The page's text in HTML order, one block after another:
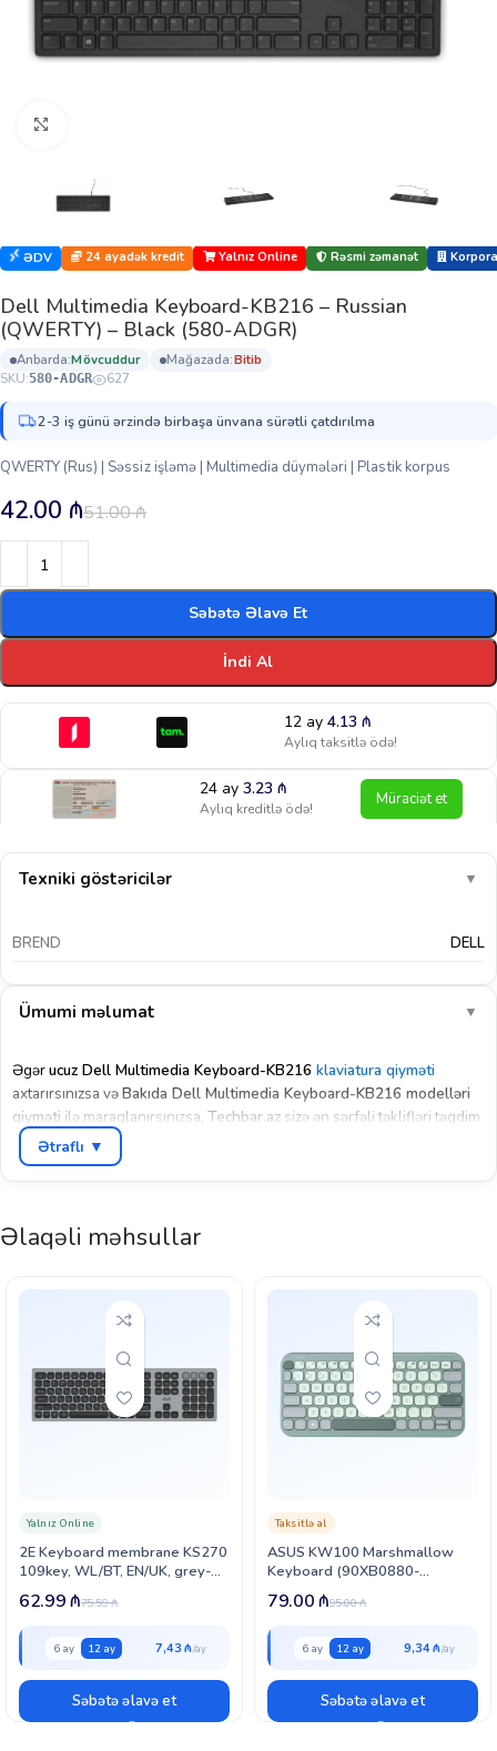
ƏDV 24 ayadək kredit Yalnız Online Rəsmi zəmanət
Dell Multimedia Keyboard-KB216 – Russian
(QWERTY) – Black (580-ADGR)
anbarda: mövcuddur mağazada:
bi̇ti̇b
SKU:580-ADGR 627
2-3 iş günü ərzində birbaşa ünvana sürətli çatdırılma
QWERTY (Rus) | Səssiz işləmə | Multimedia düymələri | Plastik korpus
51.00₼
42.00 ₼
Səbətə Əlavə Et
İndi Al
12 ay 4.13 ₼
Aylıq taksitlə ödə!
24 ay3.23₼
Aylıq kreditlə ödə! Müraciət et
Texniki göstəricilər ▼
BREND DELL
Ümumi məlumat ▼
Əgərucuz Dell Multimedia Keyboard-KB216 klaviatura qiyməti
axtarırsınızsa vəBakıda Dell Multimedia Keyboard-KB216 modelləri
qiyməti ilə maraqlanırsınızsa, Techbar.az sizə ən sərfəli təklifləri təqdim
edir!
model iş və gündəlik istifadə üçün ideal seçimdir. Yüksək keyfiyyətli
plastik korpusu və yumşaq düymələri sayəsində uzunmüddətli istifadə
mağazamızda bu modeli rəsmi zəmanətlə
nəğd və köçürmə
yolu ilə əldə edə bilərsiniz.Ucuz Dell Multimedia Keyboard-KB216
qiymətləriilə sərfəli seçim etmək və keyfiyyətli məhsula sahib olmaq
istəyirsinizsə, bizim dükanımıza müraciət edin! Daimi müştərilərimiz üçün
larımızmövcuddur.
nöqtəsinə göndəririk. Əgər klaviatura üçün texniki dəstəyə ehtiyacınız
olarsa, zəmanət müddəti bitdikdən sonra münasib qiymətə servis
xidməti də təqdim edirik.
Sərfəli və keyfiyyətli seçim üçün Techbar.az-a müraciət edin!
Ətraflı ▼
Əlaqəli məhsullar
2E Keyboard membrane KS270
109key, WL/BT, EN/UK, grey-
black (2E-KS270WBGR_UA)
Yalnız Online
75.59₼
62.99₼
6 ay 12 ay 7,43 ₼
Səbətə əlavə et
ASUS KW100 Marshmallow
Keyboard (90XB0880-
BKB050)
Taksitlə al
95.00₼
79.00₼
6 ay 12 ay 9,34 ₼
Səbətə əlavə et